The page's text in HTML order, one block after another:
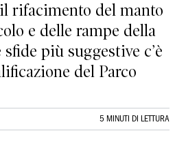
rifacimento del manto
e delle rampe della
più suggestive c’è
del Parco
5 MINUTI DI LETTURA